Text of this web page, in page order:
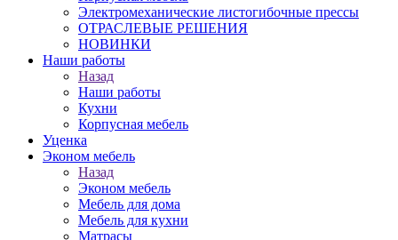
Электромеханические листогибочные прессы
ОТРАСЛЕВЫЕ РЕШЕНИЯ
НОВИНКИ
Наши работы
Назад
Наши работы
Кухни
Корпусная мебель
Уценка
Эконом мебель
Назад
Эконом мебель
Мебель для дома
Мебель для кухни
Матрасы